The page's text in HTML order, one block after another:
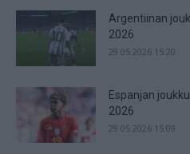
Argentiinan
2026
29.05.2026 15:20
Espanjan
2026
29.05.2026 15:09